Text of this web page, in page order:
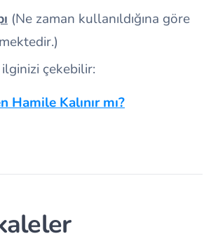
(Ne zaman kullanıldığına göre
çekebilir:
Hamile Kalınır mı?